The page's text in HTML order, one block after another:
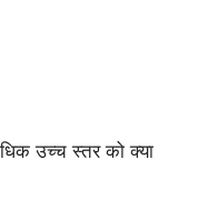
उच्च स्तर को क्या